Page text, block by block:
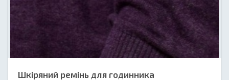
Шкіряний ремінь для годинника